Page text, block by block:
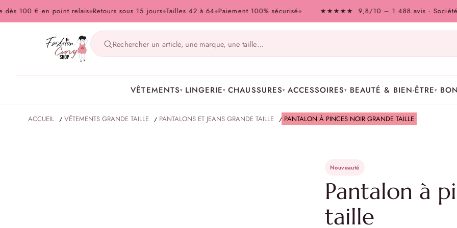
€ en point relais◆ Retours sous 15 jours◆ Tailles 42 à 64◆Paiement 100% sécurisé◆ ★★★★★ 9,8/10 – 1 488 avis · Société des
VÊTEMENTS▾ LINGERIE▾ CHAUSSURES▾ ACCESSOIRES▾ BEAUTÉ & BIEN-ÊTRE▾
ACCUEIL / VÊTEMENTS GRANDE TAILLE / PANTALONS ET JEANS GRANDE TAILLE / PANTALON À PINCES NOIR GRANDE TAILLE
Nouveauté
Pantalon à
taille